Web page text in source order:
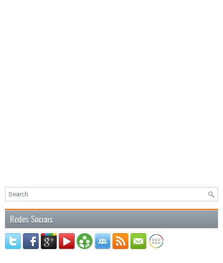
Redes Sociais